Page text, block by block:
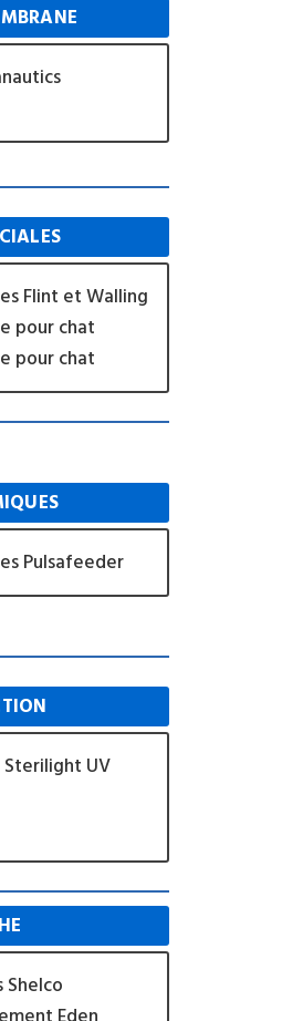
Flint et Walling
pour chat
pour chat
Pulsafeeder
UV
Shelco